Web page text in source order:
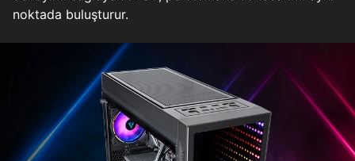
noktada buluşturur.